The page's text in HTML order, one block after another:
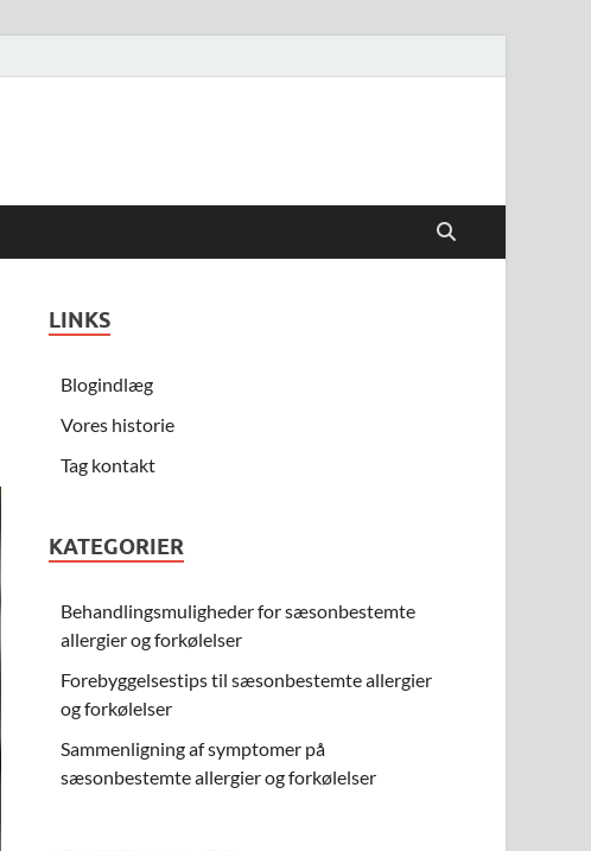
LINKS
Blogindlæg
Vores historie
Tag kontakt
KATEGORIER
Behandlingsmuligheder for sæsonbestemte
allergier og forkølelser
Forebyggelsestips til sæsonbestemte allergier
og forkølelser
Sammenligning af symptomer på
sæsonbestemte allergier og forkølelser